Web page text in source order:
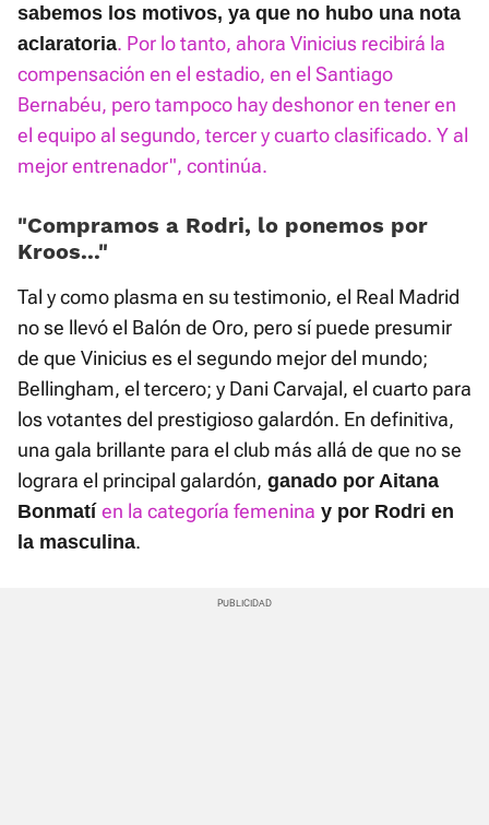
sabemos los motivos, ya que no hubo una nota
aclaratoria. Por lo tanto, ahora Vinicius recibirá la
compensación en el estadio, en el Santiago
Bernabéu, pero tampoco hay deshonor en tener en
el equipo al segundo, tercer y cuarto clasificado. Y al
mejor entrenador", continúa.
“Compramos a Rodri, lo ponemos por
Kroos...”
Tal y como plasma en su testimonio, el Real Madrid
no se llevó el Balón de Oro, pero sí puede presumir
de que Vinicius es el segundo mejor del mundo;
Bellingham, el tercero; y Dani Carvajal, el cuarto para
los votantes del prestigioso galardón. En definitiva,
una gala brillante para el club más allá de que no se
lograra el principal galardón, ganado por Aitana
Bonmatí en la categoría femenina y por Rodri en
la masculina.